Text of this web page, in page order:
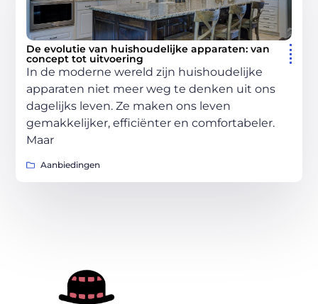
De evolutie van huishoudelijke apparaten: van
concept tot uitvoering
In de moderne wereld zijn huishoudelijke
apparaten niet meer weg te denken uit ons
dagelijks leven. Ze maken ons leven
gemakkelijker, efficiënter en comfortabeler.
Maar
Aanbiedingen